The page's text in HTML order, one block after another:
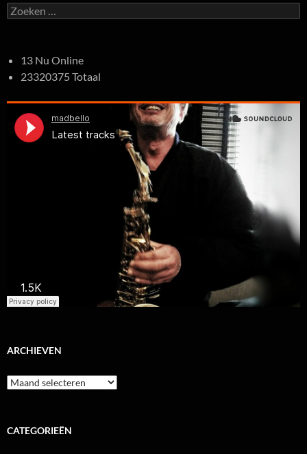
Zoeken
naar:
13 Nu Online
23320375 Totaal
ARCHIEVEN
Archieven
CATEGORIEËN